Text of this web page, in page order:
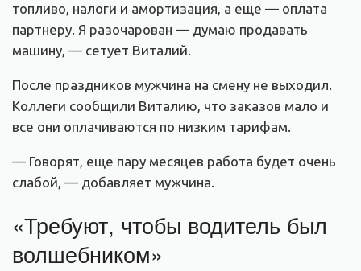
топливо, налоги и амортизация, а еще — оплата
партнеру. Я разочарован — думаю продавать
машину, — сетует Виталий.
После праздников мужчина на смену не выходил.
Коллеги сообщили Виталию, что заказов мало и
все они оплачиваются по низким тарифам.
— Говорят, еще пару месяцев работа будет очень
слабой, — добавляет мужчина.
«Требуют, чтобы водитель был
волшебником»